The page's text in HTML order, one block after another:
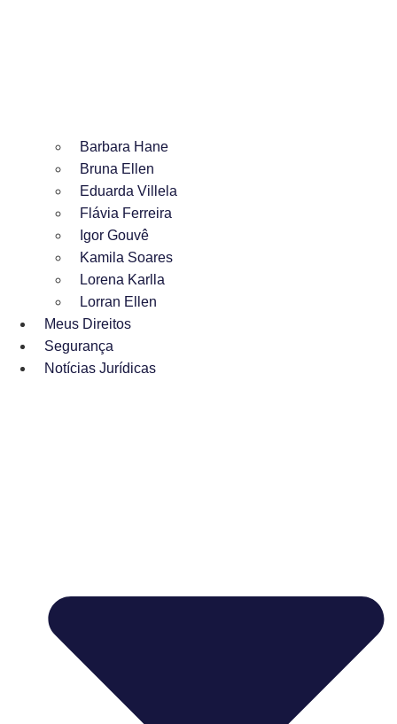
Barbara Hane
Bruna Ellen
Eduarda Villela
Flávia Ferreira
Igor Gouvê
Kamila Soares
Lorena Karlla
Lorran Ellen
Meus Direitos
Segurança
Notícias Jurídicas